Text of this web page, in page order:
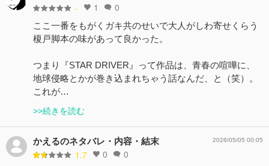
- 1 0
ここ一番をもがくガキ共のせいで大人がしわ寄せくらう
榎戸脚本の味があって良かった。
つまり『STAR DRIVER』って作品は、青春の喧嘩に、
地球侵略とかが巻き込まれちゃう話なんだ、と（笑）。
これが…
>>続きを読む
かえるのネタバレ・内容・結末
1.7 0 0
2026/05/05 00:05